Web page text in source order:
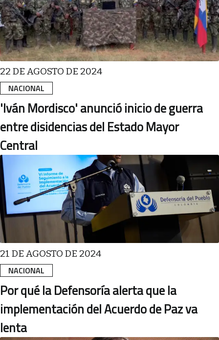
NACIONAL
22 DE AGOSTO DE 2024
'Iván Mordisco' anunció inicio de guerra
entre disidencias del Estado Mayor
Central
NACIONAL
21 DE AGOSTO DE 2024
Por qué la Defensoría alerta que la
implementación del Acuerdo de Paz va
lenta